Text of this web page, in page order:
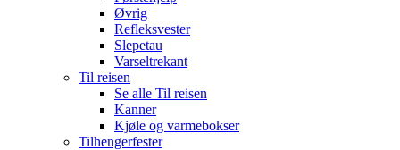
Øvrig
Refleksvester
Slepetau
Varseltrekant
Til reisen
Se alle Til reisen
Kanner
Kjøle og varmebokser
Tilhengerfester